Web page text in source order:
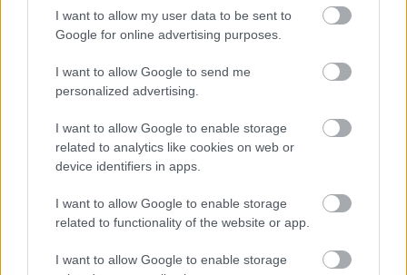
I want to allow my user data to be sent to
Google for online advertising purposes.
I want to allow Google to send me
personalized advertising.
I want to allow Google to enable storage
related to analytics like cookies on web or
device identifiers in apps.
I want to allow Google to enable storage
related to functionality of the website or app.
I want to allow Google to enable storage
Az amatőr társulatok egyike, az inárcsi KB35 - a név
a Budapesttől való távolságra utal -, amely kedden
tartja az utolsó előadását a Völgyben. MintSzivák-
Tóth ViktorésKovács Zoltán , a csoport vezetői az
MTI-nek elmondták, hoztak a fesztiválra
egzisztencialista monodrámát éppúgy, mint
könnyed hrabali történetet, egy darabjukban a
vidékiség problematikáját járják körül, valamint